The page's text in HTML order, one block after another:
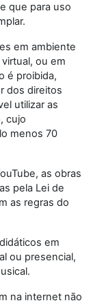
que para uso
em ambiente
ou em
é proibida,
dos direitos
utilizar as
cujo
menos 70
as obras
pela Lei de
as regras do
em
ou presencial,
na internet não